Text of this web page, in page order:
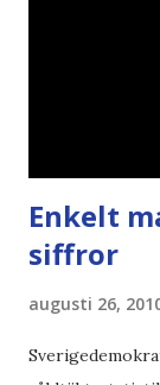
Enkelt
siffror
augusti 26,